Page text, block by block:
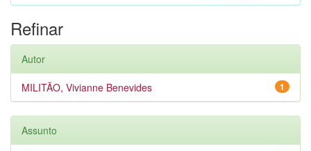
Refinar
Autor
1
MILITÃO, Vivianne Benevides
Assunto